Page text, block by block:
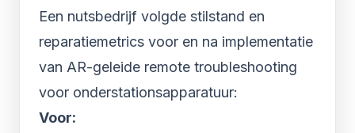
Een nutsbedrijf volgde stilstand en
reparatiemetrics voor en na implementatie
van AR-geleide remote troubleshooting
voor onderstationsapparatuur:
Voor: